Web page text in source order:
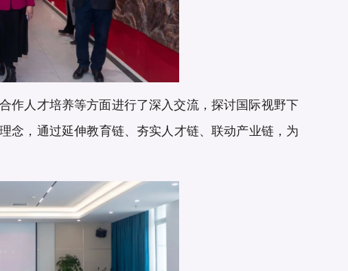
作人才培养等方面进行了深入交流，探讨国际视野下
念，通过延伸教育链、夯实人才链、联动产业链，为